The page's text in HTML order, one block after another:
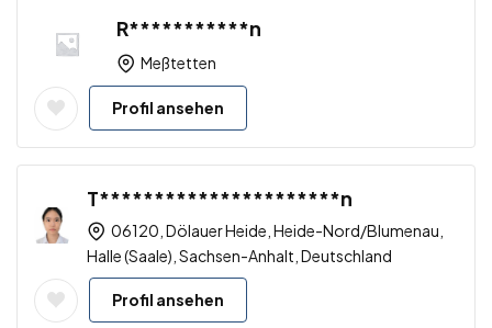
R***********n
Meßtetten
Profil ansehen
T**********************n
06120, Dölauer Heide, Heide-Nord/Blumenau,
Halle (Saale), Sachsen-Anhalt, Deutschland
Profil ansehen